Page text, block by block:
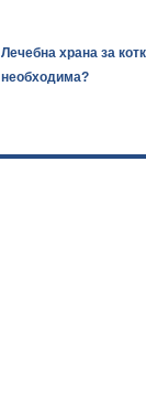
Лечебна храна за
необходима?